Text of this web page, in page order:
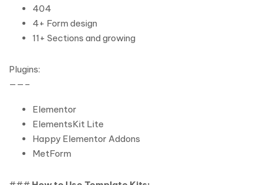
404
4+ Form design
11+ Sections and growing
Plugins:
——–
Elementor
ElementsKit Lite
Happy Elementor Addons
MetForm